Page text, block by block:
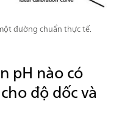
đường chuẩn thực tế.
pH nào có
độ dốc và